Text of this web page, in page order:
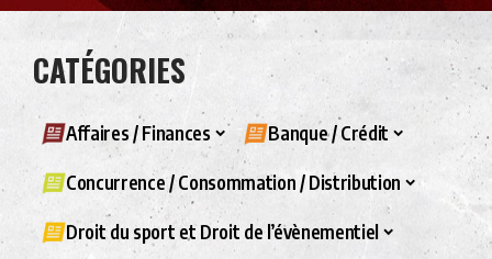
CATÉGORIES
Affaires / Finances Banque / Crédit
Concurrence / Consommation / Distribution
Droit du sport et Droit de l’évènementiel